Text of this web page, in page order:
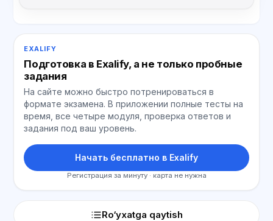
EXALIFY
Подготовка в Exalify, а не только пробные
задания
На сайте можно быстро потренироваться в
формате экзамена. В приложении полные тесты на
время, все четыре модуля, проверка ответов и
задания под ваш уровень.
Начать бесплатно в Exalify
Регистрация за минуту · карта не нужна
Ro‘yxatga qaytish